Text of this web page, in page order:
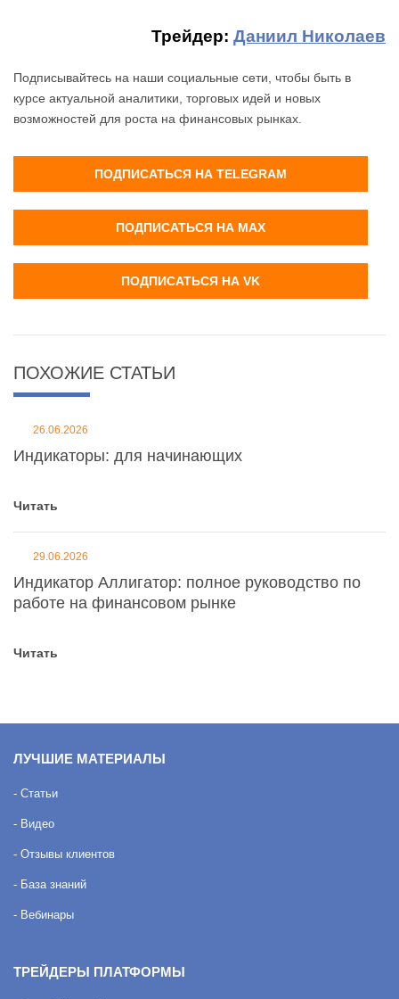
Трейдер: Даниил Николаев
Подписывайтесь на наши социальные сети, чтобы быть в
курсе актуальной аналитики, торговых идей и новых
возможностей для роста на финансовых рынках.
ПОДПИСАТЬСЯ НА TELEGRAM
ПОДПИСАТЬСЯ НА MAX
ПОДПИСАТЬСЯ НА VK
ПОХОЖИЕ СТАТЬИ
26.06.2026
Индикаторы: для начинающих
Читать
29.06.2026
Индикатор Аллигатор: полное руководство по
работе на финансовом рынке
Читать
ЛУЧШИЕ МАТЕРИАЛЫ
- Статьи
- Видео
- Отзывы клиентов
- База знаний
- Вебинары
ТРЕЙДЕРЫ ПЛАТФОРМЫ